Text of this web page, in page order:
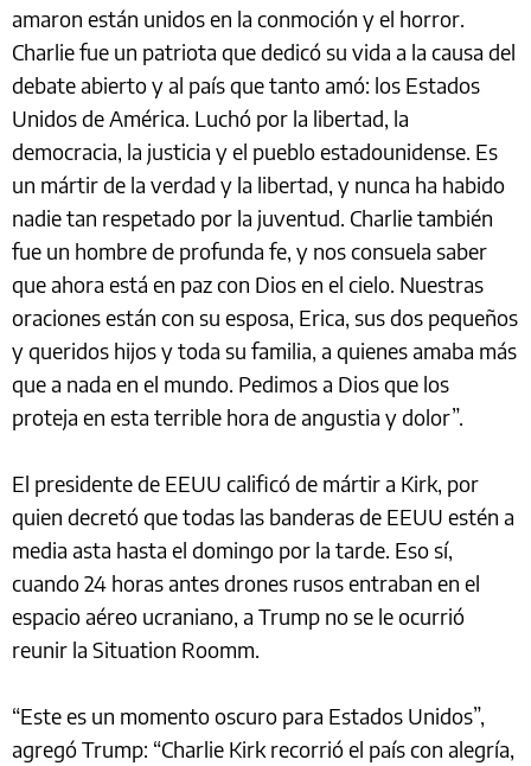
amaron están unidos en la conmoción y el horror.
Charlie fue un patriota que dedicó su vida a la causa del
debate abierto y al país que tanto amó: los Estados
Unidos de América. Luchó por la libertad, la
democracia, la justicia y el pueblo estadounidense. Es
un mártir de la verdad y la libertad, y nunca ha habido
nadie tan respetado por la juventud. Charlie también
fue un hombre de profunda fe, y nos consuela saber
que ahora está en paz con Dios en el cielo. Nuestras
oraciones están con su esposa, Erica, sus dos pequeños
y queridos hijos y toda su familia, a quienes amaba más
que a nada en el mundo. Pedimos a Dios que los
proteja en esta terrible hora de angustia y dolor”.
El presidente de EEUU calificó de mártir a Kirk, por
quien decretó que todas las banderas de EEUU estén a
media asta hasta el domingo por la tarde. Eso sí,
cuando 24 horas antes drones rusos entraban en el
espacio aéreo ucraniano, a Trump no se le ocurrió
reunir la Situation Roomm.
“Este es un momento oscuro para Estados Unidos”,
agregó Trump: “Charlie Kirk recorrió el país con alegría,